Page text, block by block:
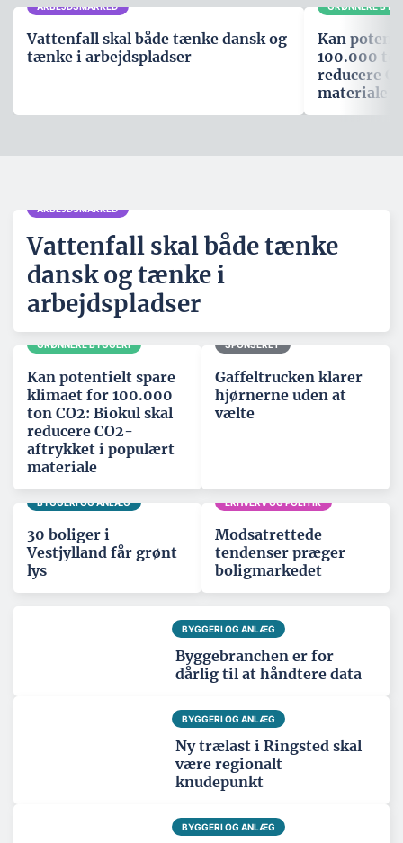
ARBEJDSMARKED
Vattenfall skal både tænke dansk og
tænke i arbejdspladser
GRØNNERE
Kan
100.000
reducere
materiale
ARBEJDSMARKED
Vattenfall skal både tænke
dansk og tænke i
arbejdspladser
GRØNNERE BYGGERI
Kan potentielt spare
klimaet for 100.000
ton CO2: Biokul skal
reducere CO2-
aftrykket i populært
materiale
SPONSERET
Gaffeltrucken klarer
hjørnerne uden at
vælte
BYGGERI OG ANLÆG
30 boliger i
Vestjylland får grønt
lys
ERHVERV OG POLITIK
Modsatrettede
tendenser præger
boligmarkedet
BYGGERI OG ANLÆG
Byggebranchen er for
dårlig til at håndtere data
BYGGERI OG ANLÆG
Ny trælast i Ringsted skal
være regionalt
knudepunkt
BYGGERI OG ANLÆG